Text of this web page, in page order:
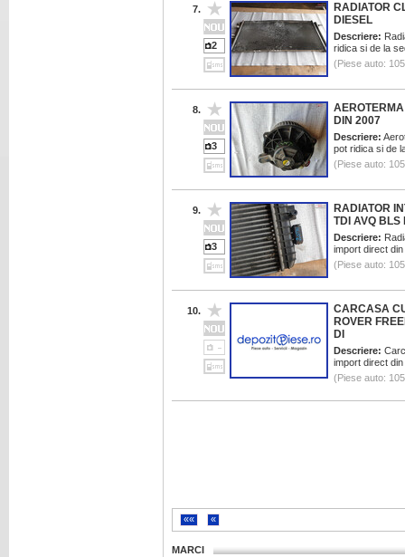
7.
2
RADIATOR
DIESEL
Descriere:
ridica si de la
(Piese auto:
8.
3
DIN 2007
Descriere:
pot ridica si de
(Piese auto:
9.
3
RADIATOR
TDI AVQ
Descriere:
import direct
(Piese auto:
10.
CARCASA
ROVER
DI
Descriere:
import direct
(Piese auto:
«« «
MARCI